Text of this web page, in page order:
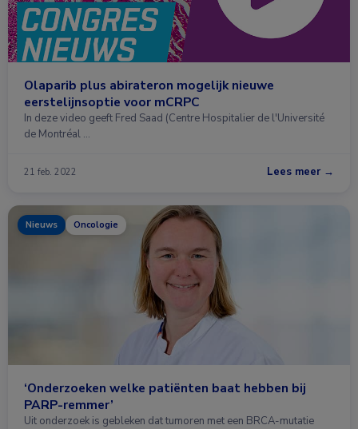
Olaparib plus abirateron mogelijk nieuwe
eerstelijnsoptie voor mCRPC
In deze video geeft Fred Saad (Centre Hospitalier de l'Université
de Montréal …
21 feb. 2022 Lees meer →
Nieuws Oncologie
‘Onderzoeken welke patiënten baat hebben bij
PARP-remmer’
Uit onderzoek is gebleken dat tumoren met een BRCA-mutatie